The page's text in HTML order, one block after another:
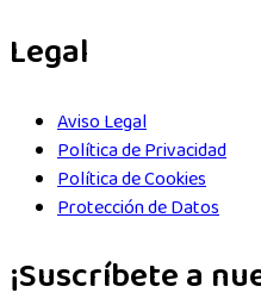
Legal
Aviso Legal
Política de Privacidad
Política de Cookies
Protección de Datos
¡Suscríbete a